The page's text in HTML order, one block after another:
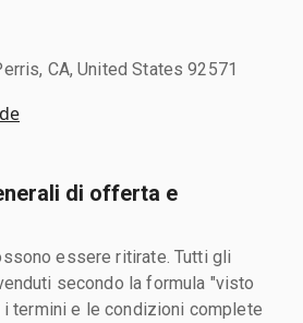
CA, United States 92571
di offerta e
essere ritirate. Tutti gli
secondo la formula "visto
i termini e le condizioni complete